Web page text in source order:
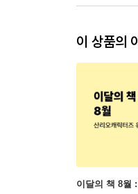
이 상품의
이달의 책 8월